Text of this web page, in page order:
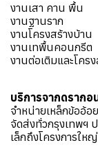
งานเสา คาน พื้น
งานฐานราก
งานโครงสร้างบ้าน
งานเทพื้นคอนกรีต
งานต่อเติมและโคร
บริการจากดรากอ
จำหน่ายเหล็กข้ออ้
จัดส่งทั่วกรุงเทพฯ
เล็กถึงโครงการใหญ่